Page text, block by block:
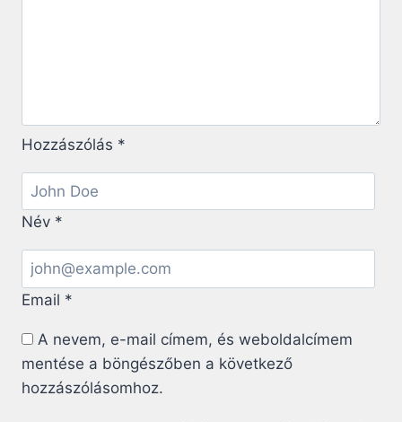
Hozzászólás *
Név *
Email *
A nevem, e-mail címem, és weboldalcímem
mentése a böngészőben a következő
hozzászólásomhoz.